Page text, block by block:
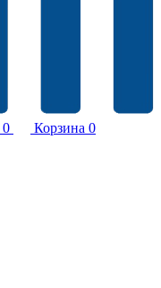
0 Корзина 0